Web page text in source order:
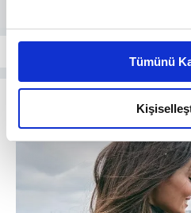
Bu çerezlere izin vermeniz
daha iyi reklam deneyimi
amacımızın size daha iyi bir
olduğunu ve sizlere en iyi
elimizden gelen çabayı
reklamların maliyetlerimizi
kalemimiz olduğunu sizlere
Her halükârda, kullanıcılar, bu
Tümünü